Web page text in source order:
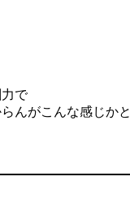
で
んがこんな感じかと